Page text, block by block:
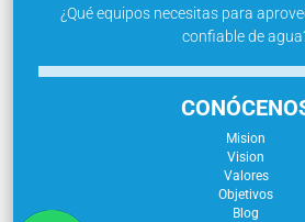
¿Qué equipos necesitas para
confiable de
Mision
Vision
Valores
Objetivos
Blog